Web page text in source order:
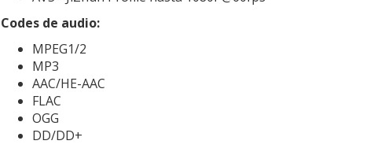
Codes de audio:
MPEG1/2
MP3
AAC/HE-AAC
FLAC
OGG
DD/DD+